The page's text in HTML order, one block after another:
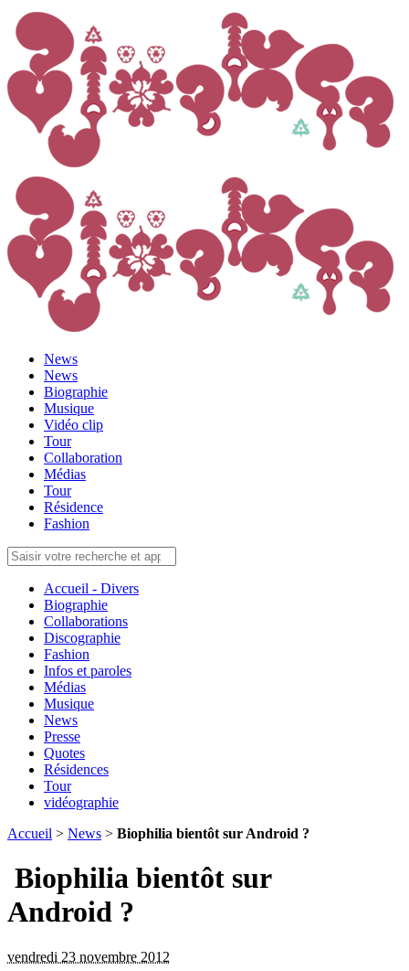
News
News
Biographie
Musique
Vidéo clip
Tour
Collaboration
Médias
Tour
Résidence
Fashion
Accueil - Divers
Biographie
Collaborations
Discographie
Fashion
Infos et paroles
Médias
Musique
News
Presse
Quotes
Résidences
Tour
vidéographie
Accueil > News > Biophilia bientôt sur Android ?
Biophilia bientôt sur
Android ?
vendredi 23 novembre 2012